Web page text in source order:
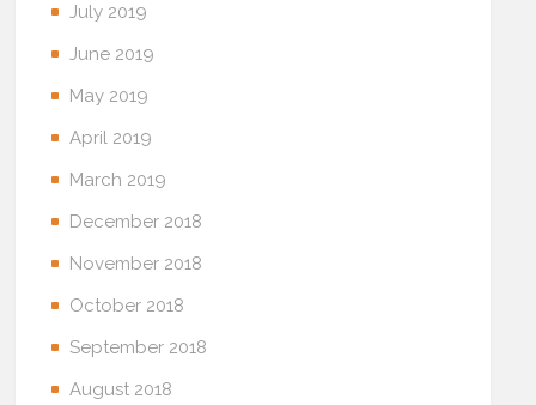
July 2019
June 2019
May 2019
April 2019
March 2019
December 2018
November 2018
October 2018
September 2018
August 2018